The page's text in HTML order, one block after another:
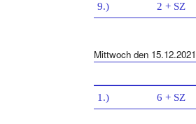
9.) 2 + SZ
Mittwoch den 15.12.2021
1.) 6 + SZ